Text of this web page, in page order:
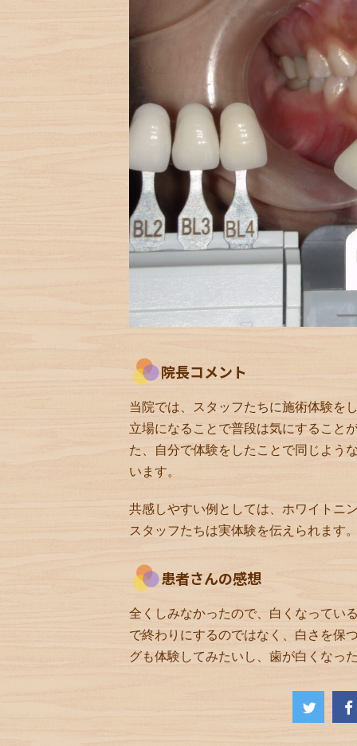
院長コメント
当院では、スタッフたちに施術体験を
立場になることで普段は気にすること
た、自分で体験をしたことで同じよう
います。
共感しやすい例としては、ホワイトニ
スタッフたちは実体験を伝えられます
患者さんの感想
全くしみなかったので、白くなってい
で終わりにするのではなく、白さを保
グも体験してみたいし、歯が白くなっ